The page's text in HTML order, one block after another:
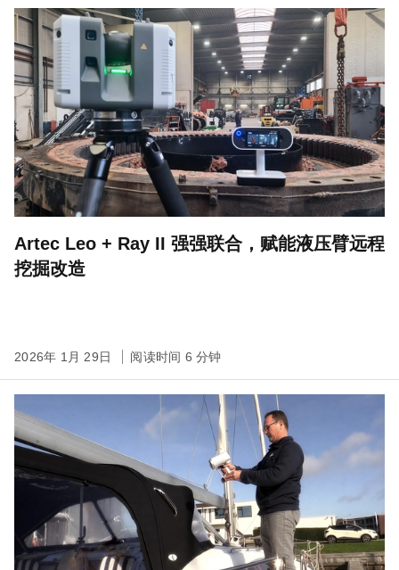
Artec Leo + Ray II 强强联合，赋能液压臂远程
挖掘改造
2026年 1月 29日 阅读时间 6 分钟